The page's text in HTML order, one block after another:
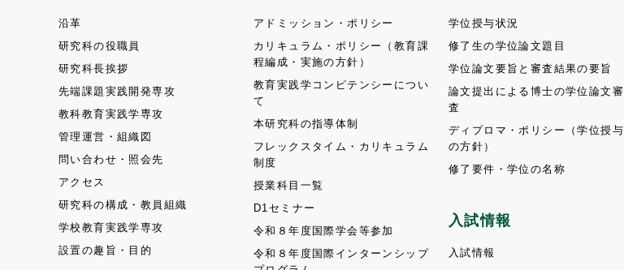
沿革
研究科の役職員
研究科長挨拶
先端課題実践開発専攻
教科教育実践学専攻
管理運営・組織図
問い合わせ・照会先
アクセス
研究科の構成・教員組織
学校教育実践学専攻
設置の趣旨・目的
アドミッション・ポリシー
カリキュラム・ポリシー（教育課
程編成・実施の方針）
教育実践学コンピテンシーについ
て
本研究科の指導体制
フレックスタイム・カリキュラム
制度
授業科目一覧
D1セミナー
令和８年度国際学会等参加
令和８年度国際インターンシップ
学位授与状況
修了生の学位論文題目
学位論文要旨と審査結果の要旨
論文提出による博士の学位論文審
査
ディプロマ・ポリシー（学位授与
の方針）
修了要件・学位の名称
入試情報
入試情報